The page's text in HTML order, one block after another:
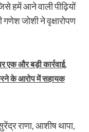
हमें आने वाली पीढ़ियों
जोशी ने वृक्षारोपण
एक और बड़ी कार्रवाई,
के आरोप में सहायक
राणा, आशीष थापा,